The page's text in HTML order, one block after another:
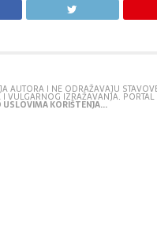
AUTORA I NE ODRAŽAVAJU
VULGARNOG IZRAŽAVANJA.
USLOVIMA KORIŠTENJA...